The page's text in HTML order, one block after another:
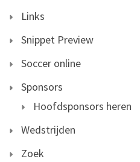
Links
Snippet Preview
Soccer online
Sponsors
Hoofdsponsors heren
Wedstrijden
Zoek